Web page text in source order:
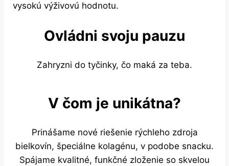
vysokú výživovú hodnotu.
Ovládni svoju pauzu
Zahryzni do tyčinky, čo maká za teba.
V čom je unikátna?
Prinášame nové riešenie rýchleho zdroja
bielkovín, špeciálne kolagénu, v podobe snacku.
Spájame kvalitné, funkčné zloženie so skvelou